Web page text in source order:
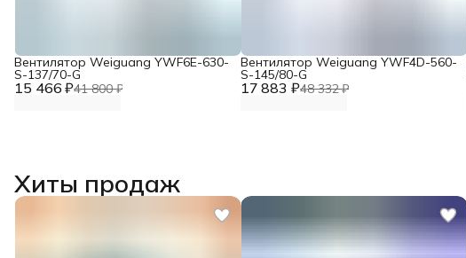
15 466 ₽41 800 ₽
Вентилятор Weiguang YWF6E-630-
S-137/70-G
17 883 ₽48 332 ₽
Вентилятор Weiguang YWF4D-560-
S-145/80-G
Хиты продаж